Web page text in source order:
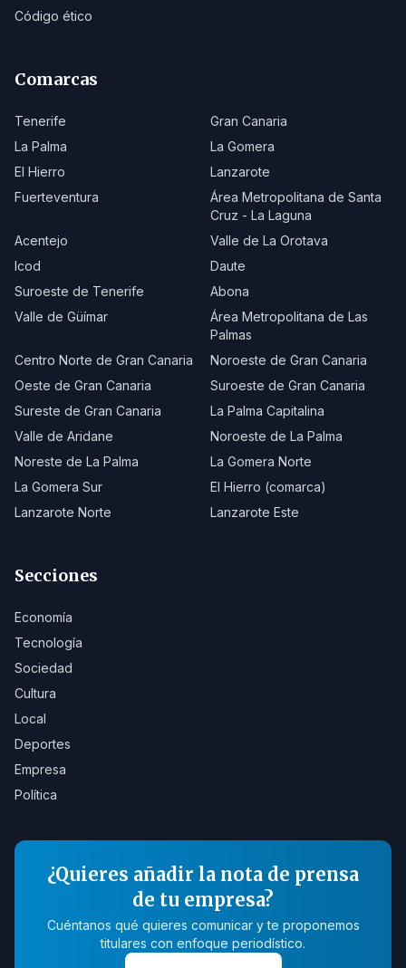
Código ético
Comarcas
Tenerife
Gran Canaria
La Palma
La Gomera
El Hierro
Lanzarote
Fuerteventura
Área Metropolitana de Santa
Cruz - La Laguna
Acentejo
Valle de La Orotava
Icod
Daute
Suroeste de Tenerife
Abona
Valle de Güímar
Área Metropolitana de Las
Palmas
Centro Norte de Gran Canaria
Noroeste de Gran Canaria
Oeste de Gran Canaria
Suroeste de Gran Canaria
Sureste de Gran Canaria
La Palma Capitalina
Valle de Aridane
Noroeste de La Palma
Noreste de La Palma
La Gomera Norte
La Gomera Sur
El Hierro (comarca)
Lanzarote Norte
Lanzarote Este
Secciones
Economía
Tecnología
Sociedad
Cultura
Local
Deportes
Empresa
Política
¿Quieres añadir la nota de prensa
de tu empresa?
Cuéntanos qué quieres comunicar y te proponemos
titulares con enfoque periodístico.